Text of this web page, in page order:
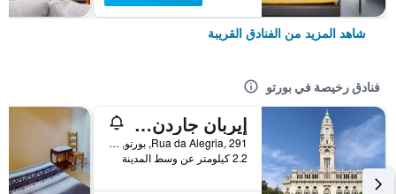
شاهد المزيد من الفنادق القريبة
فنادق رخيصة في بورتو
إيربان جاردن بورتو سنترال هوستل
Rua da Alegria, 291, بورتو, محافظة بورتو, البرتغال
2.2 كيلومتر عن وسط المدينة